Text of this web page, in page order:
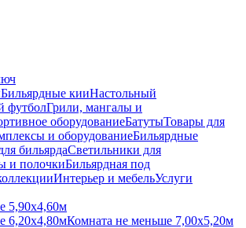
Бильярдные кииНастольный
футболГрили, мангалы и
оборудованиеБатутыТовары для
и оборудованиеБильярдные
бильярдаСветильники для
и полочкиБильярдная под
Интерьер и мебельУслуги
5,90х4,60м
6,20х4,80мКомната не меньше 7,00х5,20м